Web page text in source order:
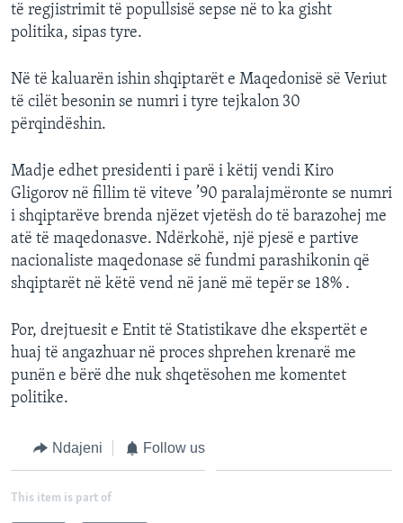
të regjistrimit të popullsisë sepse në to ka gisht
politika, sipas tyre.
Në të kaluarën ishin shqiptarët e Maqedonisë së Veriut
të cilët besonin se numri i tyre tejkalon 30
përqindëshin.
Madje edhet presidenti i parë i këtij vendi Kiro
Gligorov në fillim të viteve ’90 paralajmëronte se numri
i shqiptarëve brenda njëzet vjetësh do të barazohej me
atë të maqedonasve. Ndërkohë, një pjesë e partive
nacionaliste maqedonase së fundmi parashikonin që
shqiptarët në këtë vend në janë më tepër se 18% .
Por, drejtuesit e Entit të Statistikave dhe ekspertët e
huaj të angazhuar në proces shprehen krenarë me
punën e bërë dhe nuk shqetësohen me komentet
politike.
Ndajeni Follow us
This item is part of